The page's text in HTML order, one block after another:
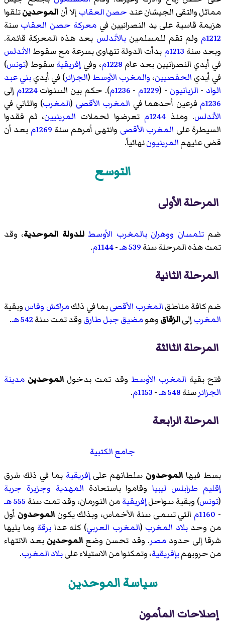
مماثل والتقى الجيشان عند حصن العقابإلا أنالموحدينتلقوا
هزيمة قاسية على يد النصرانيين في معركة حصن العقاب سنة
1212م
ولم تقم للمسلمينبالأندلس بعد هذه المعركة قائمة.
وبعد سنة 1213م بدأت الدولة تتهاوى بسرعة مع سقوط الأندلس
في أيدي النصرانيين بعد عام 1228م ، وفي إفريقيةسقوط (تونس)
في أيدي الحفصيين، والمغرب الأوسط (الجزائر) في أيديبني عبد
الواد- الزيانيون - (1229م - 1236م ). حكم بين السنوات1224م إلى
1236م
فرعين أحدهما في المغرب الأقصى (المغرب) والثاني في
الأندلس. ومنذ1244م تعرضوا لحملات المرينيين، ثم فقدوا
السيطرة على المغرب الأقصى وانتهى أمرهم سنة 1269م بعد أن
قضى عليهمالمرينيوننهائياً.
التوسع
المرحلة الأولى
ضمتلمسان ووهران بالمغرب الأوسط للدولة الموحدية، وقد
تمت هذه المرحلة سنة539 هـ -1144م .
المرحلة الثانية
ضم كافة مناطقالمغرب الأقصىبما في ذلكمراكش وفاسوبقية
المغربإلىالزقاقوهومضيق جبل طارقوقد تمت سنة542 هـ .
المرحلة الثالثة
فتح بقية المغرب الأوسط وقد تمت بدخول الموحدين مدينة
الجزائرسنة548 هـ -1153م .
المرحلة الرابعة
جامع الكتبية
بسط فيها الموحدون سلطانهم علىإفريقية بما في ذلك شرق
إقليم طرابلس ليبياوقاموا باستعادة المهدية وجزيرة جربة
(تونس) وبقية سواحلإفريقيةمن النورمان، وقد تمت سنة 555 هـ
- 1160م التي تسمىسنة الأخماس، وبذلك يكونالموحدون أول
من وحدبلاد المغرب (المغرب العربي) كله عدا برقة وما يليها
شرقا إلى حدودمصر. وقد تحسن وضع الموحدين بعد الانتهاء
من حروبهمبإفريقية، وتمكنوا من الاستيلاء علىبلاد المغرب.
سياسة الموحدين
إصلاحات المأمون